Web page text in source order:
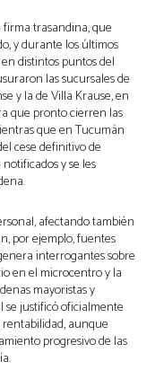
trasandina, que
y durante los últimos
distintos puntos del
las sucursales de
y la de Villa Krause, en
que pronto cierren las
que en Tucumán
cese definitivo de
y se les
afectando también
por ejemplo, fuentes
interrogantes sobre
en el microcentro y la
mayoristas y
se justificó oficialmente
aunque
progresivo de las